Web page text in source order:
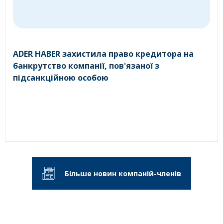
ADER HABER захистила право кредитора на
банкрутство компанії, пов'язаної з
підсанкційною особою
Більше новин компаній-членів